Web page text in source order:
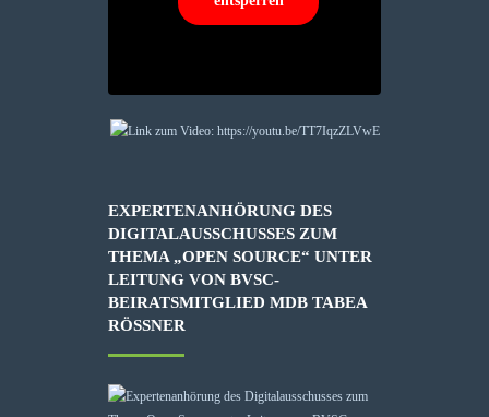
EXPERTENANHÖRUNG DES
DIGITALAUSSCHUSSES ZUM
THEMA „OPEN SOURCE“ UNTER
LEITUNG VON BVSC-
BEIRATSMITGLIED MDB TABEA
RÖSSNER